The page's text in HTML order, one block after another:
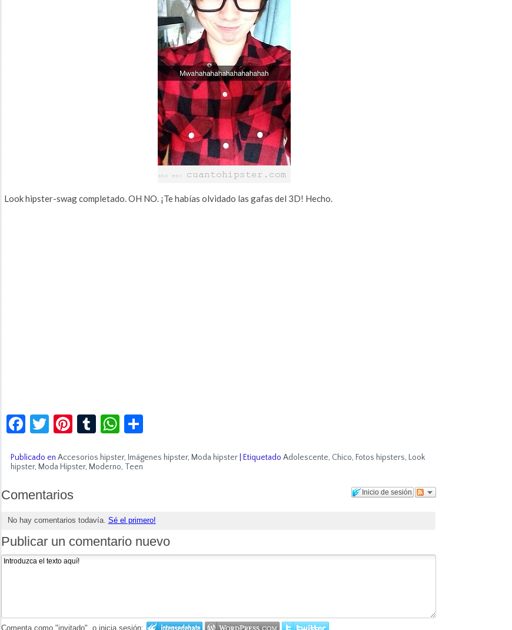
Look hipster-swag completado. OH NO. ¡Te habías olvidado las gafas del 3D! Hecho.
Facebook
Twitter
Pinterest
TumblrWhatsApp
Compartir
Publicado en Accesorios hipster, Imágenes hipster, Moda hipster| Etiquetado Adolescente, Chico, Fotos hipsters, Look
hipster, Moda Hipster, Moderno, Teen
Inicio de sesión
Comentarios
No hay comentarios todavía. Sé el primero!
Publicar un comentario nuevo
Comenta como "invitado", o inicia sesión: